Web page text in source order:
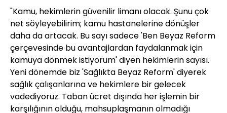
"Kamu, hekimlerin güvenilir limanı olacak. Şunu çok
net söyleyebilirim; kamu hastanelerine dönüşler
daha da artacak. Bu sayı sadece 'Ben Beyaz Reform
çerçevesinde bu avantajlardan faydalanmak için
kamuya dönmek istiyorum' diyen hekimlerin sayısı.
Yeni dönemde biz 'Sağlıkta Beyaz Reform' diyerek
sağlık çalışanlarına ve hekimlere bir gelecek
vadediyoruz. Taban ücret dışında her işlemin bir
karşılığının olduğu, mahsuplaşmanın olmadığı